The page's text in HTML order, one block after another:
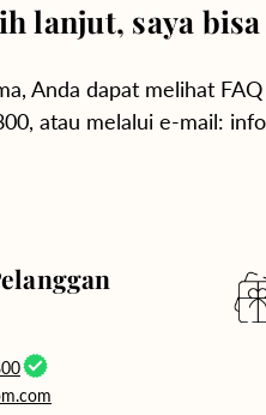
lanjut, saya
Anda dapat melihat
atau melalui e-mail: info